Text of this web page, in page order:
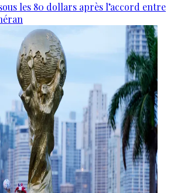
les 80 dollars après l’accord entre